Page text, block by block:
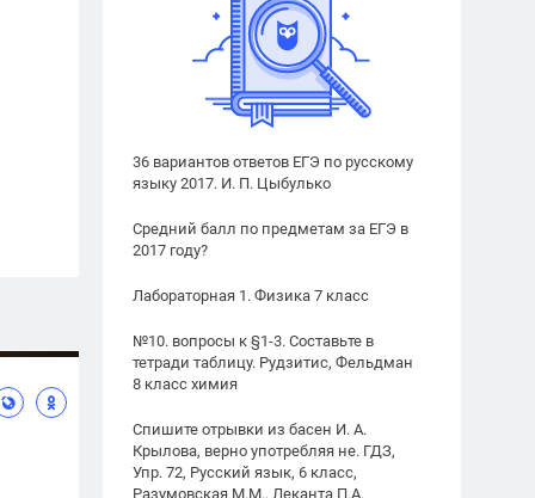
36 вариантов ответов ЕГЭ по русскому
языку 2017. И. П. Цыбулько
Средний балл по предметам за ЕГЭ в
2017 году?
Лабораторная 1. Физика 7 класс
№10. вопросы к §1-3. Составьте в
тетради таблицу. Рудзитис, Фельдман
8 класс химия
Спишите отрывки из басен И. А.
Крылова, верно употребляя не. ГДЗ,
Упр. 72, Русский язык, 6 класс,
Разумовская М.М., Леканта П.А.